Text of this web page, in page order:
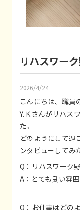
リハスワー
2026/4/24
こんにちは、職員
Y.Ｋさんがリハス
た。
どのようにして過
ンタビューしてみ
Q：リハスワーク
A：とても良い雰
Q：お仕事はどの